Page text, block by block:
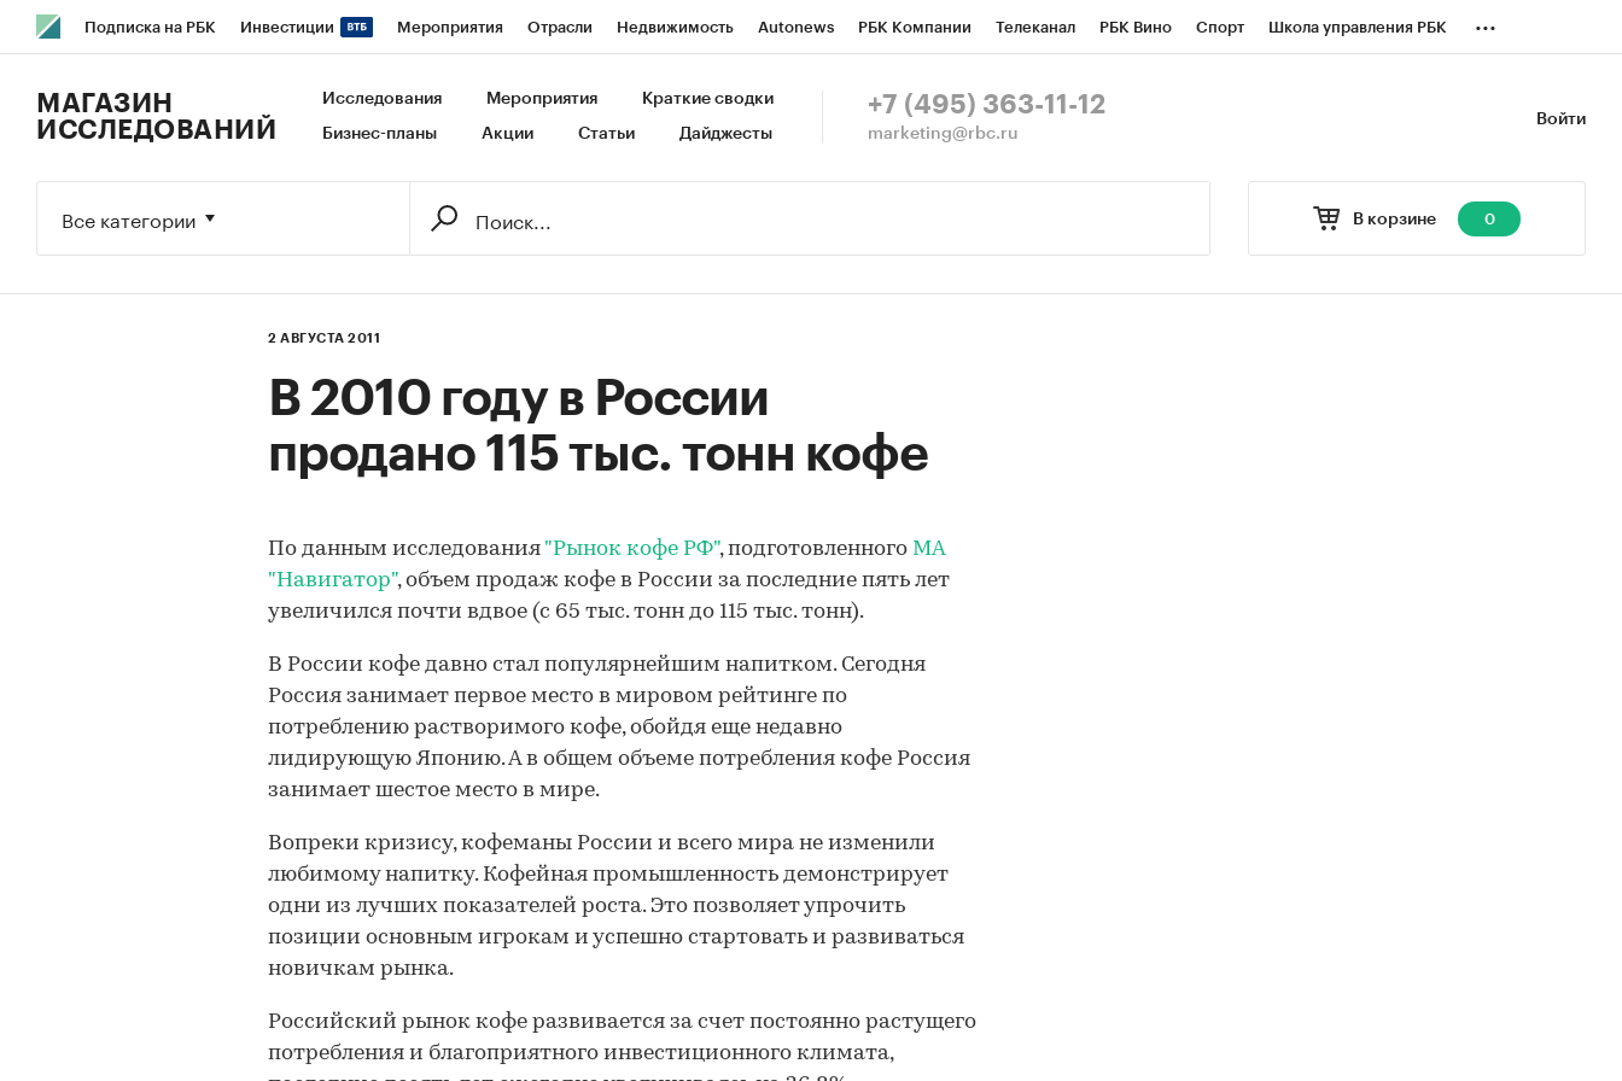
Подписка на РБК Инвестиции Мероприятия Отрасли Недвижимость Autonews РБК Компании Телеканал РБК Вино Спорт Школа управления РБК
Исследования Кредитные рейтинги Франшизы Газета Спецпроекты СПб Конференции СПб Спецпроекты
...
Войти
МАГАЗИН
ИССЛЕДОВАНИЙ
Исследования Мероприятия Краткие сводки
Бизнес-планы Акции Статьи Дайджесты
+7 (495) 363-11-12
marketing@rbc.ru
В корзине 0
Все категории
2 АВГУСТА 2011
В 2010 году в России
продано 115 тыс. тонн кофе
По данным исследования "Рынок кофе РФ", подготовленного МА
"Навигатор", объем продаж кофе в России за последние пять лет
увеличился почти вдвое (с 65 тыс. тонн до 115 тыс. тонн).
В России кофе давно стал популярнейшим напитком. Сегодня
Россия занимает первое место в мировом рейтинге по
потреблению растворимого кофе, обойдя еще недавно
лидирующую Японию. А в общем объеме потребления кофе Россия
занимает шестое место в мире.
Вопреки кризису, кофеманы России и всего мира не изменили
любимому напитку. Кофейная промышленность демонстрирует
одни из лучших показателей роста. Это позволяет упрочить
позиции основным игрокам и успешно стартовать и развиваться
новичкам рынка.
Российский рынок кофе развивается за счет постоянно растущего
потребления и благоприятного инвестиционного климата,